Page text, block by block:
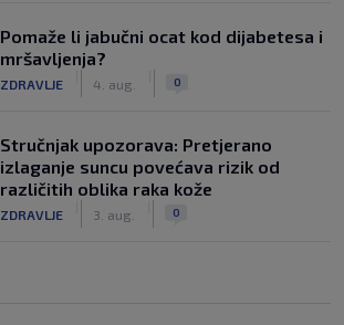
Pomaže li jabučni ocat kod dijabetesa i
mršavljenja?
ZDRAVLJE 4. aug. 0
Stručnjak upozorava: Pretjerano
izlaganje suncu povećava rizik od
različitih oblika raka kože
ZDRAVLJE 3. aug. 0